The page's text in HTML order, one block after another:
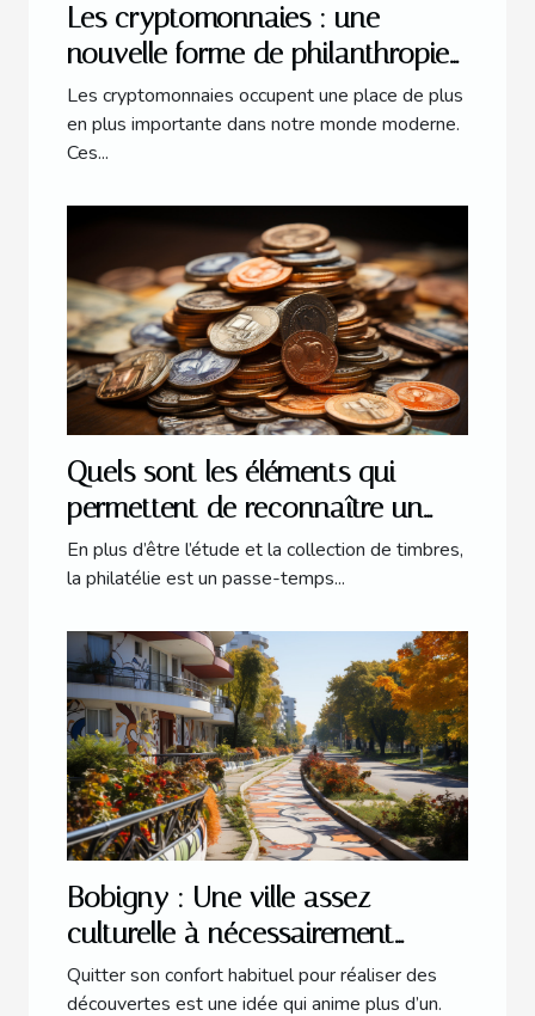
Les cryptomonnaies : une
nouvelle forme de philanthropie
?
Les cryptomonnaies occupent une place de plus
en plus importante dans notre monde moderne.
Ces...
Quels sont les éléments qui
permettent de reconnaître un
timbre de valeur ?
En plus d’être l’étude et la collection de timbres,
la philatélie est un passe-temps...
Bobigny : Une ville assez
culturelle à nécessairement
explorer
Quitter son confort habituel pour réaliser des
découvertes est une idée qui anime plus d’un.